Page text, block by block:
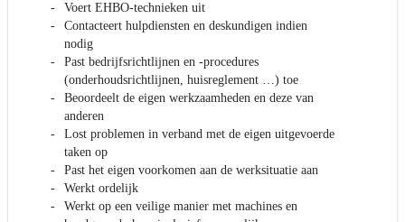
Voert EHBO-technieken uit
Contacteert hulpdiensten en deskundigen indien
nodig
Past bedrijfsrichtlijnen en -procedures
(onderhoudsrichtlijnen, huisreglement …) toe
Beoordeelt de eigen werkzaamheden en deze van
anderen
Lost problemen in verband met de eigen uitgevoerde
taken op
Past het eigen voorkomen aan de werksituatie aan
Werkt ordelijk
Werkt op een veilige manier met machines en